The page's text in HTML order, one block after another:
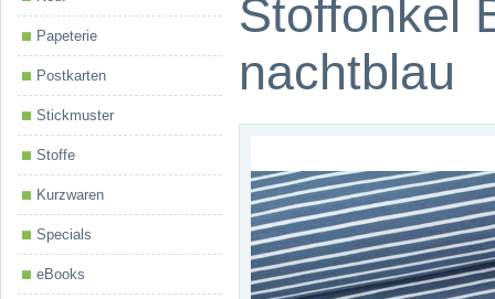
Papeterie
Postkarten
Stickmuster
Stoffe
Kurzwaren
Specials
eBooks
Stoffonkel
nachtblau